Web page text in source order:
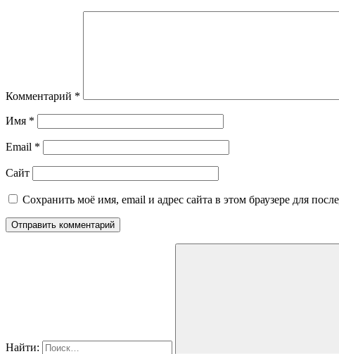
Комментарий *
Имя *
Email *
Сайт
Сохранить моё имя, email и адрес сайта в этом браузере для
Найти: